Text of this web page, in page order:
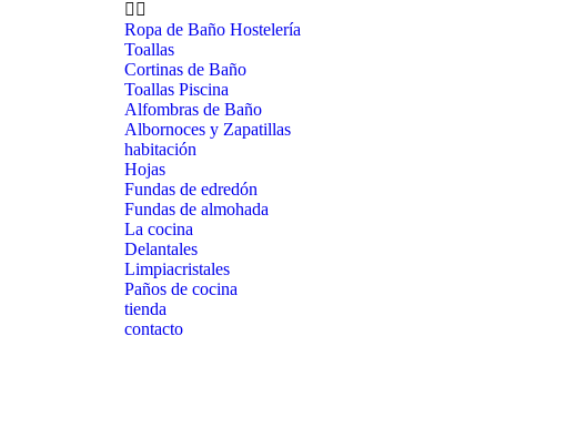
Ropa de Baño Hostelería
Toallas
Cortinas de Baño
Toallas Piscina
Alfombras de Baño
Albornoces y Zapatillas
habitación
Hojas
Fundas de edredón
Fundas de almohada
La cocina
Delantales
Limpiacristales
Paños de cocina
tienda
contacto